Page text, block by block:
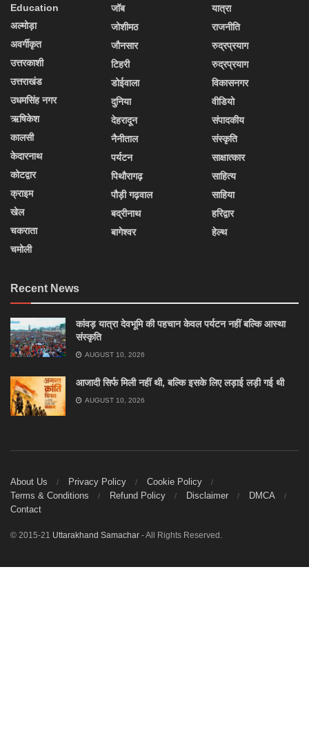
Education
अल्मोड़ा
अवर्गीकृत
उत्तरकाशी
उत्तराखंड
उधमसिंह नगर
ऋषिकेश
कालसी
केदारनाथ
कोटद्वार
क्राइम
खेल
चकराता
चमोली
जॉब
जोशीमठ
जौनसार
टिहरी
डोईवाला
दुनिया
देहरादून
नैनीताल
पर्यटन
पिथौरागढ़
पौड़ी गढ़वाल
बद्रीनाथ
बागेश्वर
यात्रा
राजनीति
रुद्रप्रयाग
रुद्रप्रयाग
विकासनगर
वीडियो
संपादकीय
संस्कृति
साक्षात्कार
साहित्य
साहिया
हरिद्वार
हेल्थ
Recent News
कांवड़ यात्रा देवभूमि की पहचान केवल पर्यटन नहीं बल्कि आस्था
संस्कृति
AUGUST 10, 2026
आजादी सिर्फ मिली नहीं थी, बल्कि इसके लिए लड़ाई लड़ी गई थी
AUGUST 10, 2026
About Us Privacy Policy
Cookie Policy
Terms & Conditions
Refund Policy Disclaimer
DMCA
Contact
© 2015-21 Uttarakhand Samachar - All Rights Reserved.